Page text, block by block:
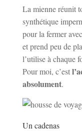
La mienne réunit
synthétique
pour la fermer
et prend peu de
l’utilise à chaque
Pour moi, c’est
absolument.
Un cadenas